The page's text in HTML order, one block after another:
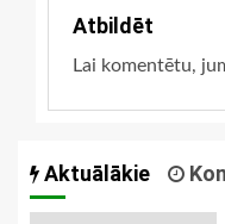
Atbildēt
Lai komentētu,
Aktuālākie